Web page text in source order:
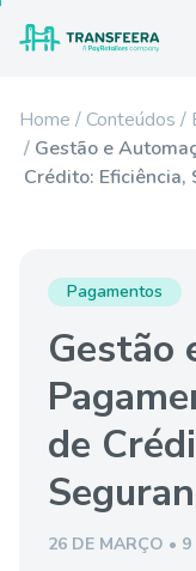
Home Conteúdos
Gestão e
Crédito: Eficiência,
Pagamentos
Gestão
de
26 DE MARÇO •